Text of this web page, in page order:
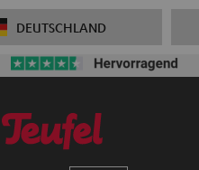
DEUTSCHLAND